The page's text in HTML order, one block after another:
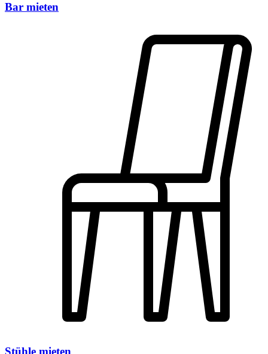
Bar mieten
Stühle mieten